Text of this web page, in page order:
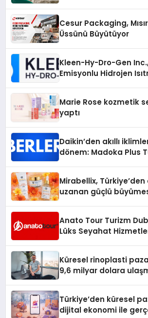
Cesur Packaging,
Üssünü Büyütüyor
Kleen-Hy-Dro-Gen Inc.,
Emisyonlu Hidrojen
Marie Rose kozmetik
yaptı
Daikin’den akıllı
dönem: Madoka Plus
Mirabellix,
uzanan güçlü
Anato Tour Turizm
Lüks Seyahat
Küresel rinoplasti
9,6 milyar dolara
Türkiye’den küresel
dijital ekonomi ile